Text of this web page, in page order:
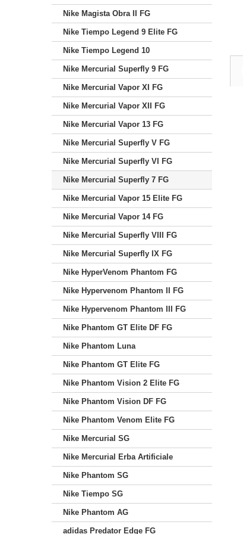
Nike Magista Obra II FG
Nike Tiempo Legend 9 Elite FG
Nike Tiempo Legend 10
Nike Mercurial Superfly 9 FG
Nike Mercurial Vapor XI FG
Nike Mercurial Vapor XII FG
Nike Mercurial Vapor 13 FG
Nike Mercurial Superfly V FG
Nike Mercurial Superfly VI FG
Nike Mercurial Superfly 7 FG
Nike Mercurial Vapor 15 Elite FG
Nike Mercurial Vapor 14 FG
Nike Mercurial Superfly VIII FG
Nike Mercurial Superfly IX FG
Nike HyperVenom Phantom FG
Nike Hypervenom Phantom II FG
Nike Hypervenom Phantom III FG
Nike Phantom GT Elite DF FG
Nike Phantom Luna
Nike Phantom GT Elite FG
Nike Phantom Vision 2 Elite FG
Nike Phantom Vision DF FG
Nike Phantom Venom Elite FG
Nike Mercurial SG
Nike Mercurial Erba Artificiale
Nike Phantom SG
Nike Tiempo SG
Nike Phantom AG
adidas Predator Edge FG